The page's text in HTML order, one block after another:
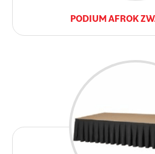
PODIUM AFROK